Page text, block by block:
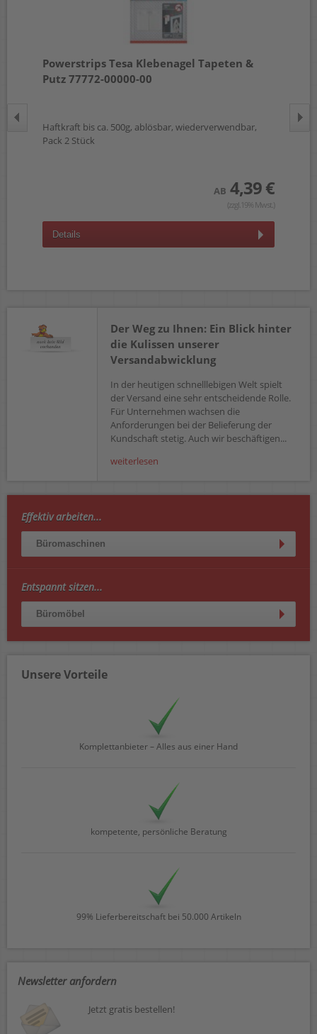
Powerstrips Tesa Klebenagel Tapeten &
Putz 77772-00000-00
Haftkraft bis ca. 500g, ablösbar, wiederverwendbar,
Pack 2 Stück
AB 4,39 €
(zzgl.19% Mwst.)
Details
Der Weg zu Ihnen: Ein Blick hinter
die Kulissen unserer
Versandabwicklung
In der heutigen schnelllebigen Welt spielt
der Versand eine sehr entscheidende Rolle.
Für Unternehmen wachsen die
Anforderungen bei der Belieferung der
Kundschaft stetig. Auch wir beschäftigen...
weiterlesen
Effektiv arbeiten...
Büromaschinen
Entspannt sitzen...
Büromöbel
Unsere Vorteile
Komplettanbieter – Alles aus einer Hand
kompetente, persönliche Beratung
99% Lieferbereitschaft bei 50.000 Artikeln
Newsletter anfordern
Jetzt gratis bestellen!